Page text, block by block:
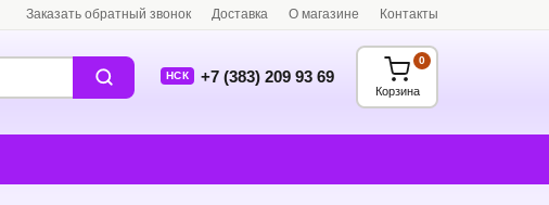
Заказать обратный звонок Доставка О магазине Контакты
НСК +7 (383) 209 93 69
Корзина
0